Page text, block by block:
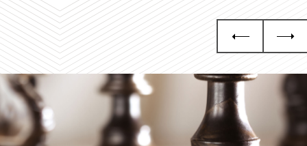
Grupa KGHM i Nasze
Otoczenie